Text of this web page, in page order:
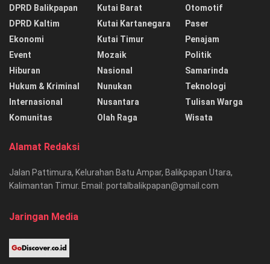
DPRD Balikpapan
DPRD Kaltim
Ekonomi
Event
Hiburan
Hukum & Kriminal
Internasional
Komunitas
Kutai Barat
Kutai Kartanegara
Kutai Timur
Mozaik
Nasional
Nunukan
Nusantara
Olah Raga
Otomotif
Paser
Penajam
Politik
Samarinda
Teknologi
Tulisan Warga
Wisata
Alamat Redaksi
Jalan Pattimura, Kelurahan Batu Ampar, Balikpapan Utara,
Kalimantan Timur. Email: portalbalikpapan@gmail.com
Jaringan Media